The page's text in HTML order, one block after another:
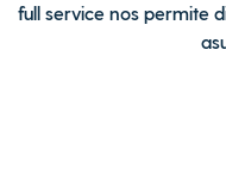
full service nos permite